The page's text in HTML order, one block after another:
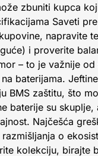
zbuniti kupca
Saveti
napravite
i proverite
– to je važnije od
baterijama.
BMS zaštitu, što
baterije su skuplje,
Najčešća
o
kolekciju, birajte